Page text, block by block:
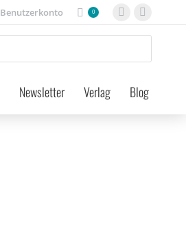
Benutzerkonto 0
Facebook
page
new
page
new
Newsletter Verlag Blog